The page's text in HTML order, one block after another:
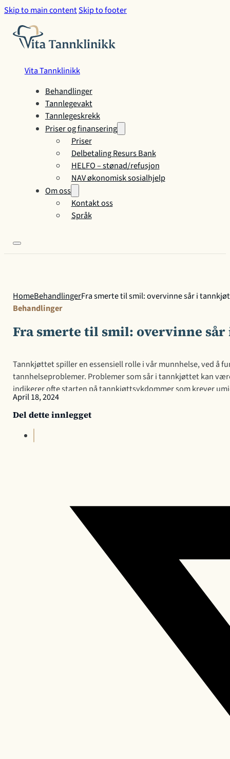
Skip to main contentSkip to footer
Vita Tannklinikk
Behandlinger
Tannlegevakt
Tannlegeskrekk
Priser og finansering
Priser
Delbetaling Resurs Bank
HELFO – stønad/refusjon
NAV økonomisk sosialhjelp
Om oss
Kontakt oss
Språk
HomeBehandlingerFra smerte til smil: overvinne sår i
Behandlinger
Fra smerte til smil: overvinne
Tannkjøttet spiller en essensiell rolle i vår munnhelse, ved å
tannhelseproblemer. Problemer som sår i tannkjøttet kan
indikerer ofte starten på tannkjøttsykdommer som krever
i munnhelsen. Det fungerer som en beskyttelsesbarriere
April 18, 2024
Del dette innlegget